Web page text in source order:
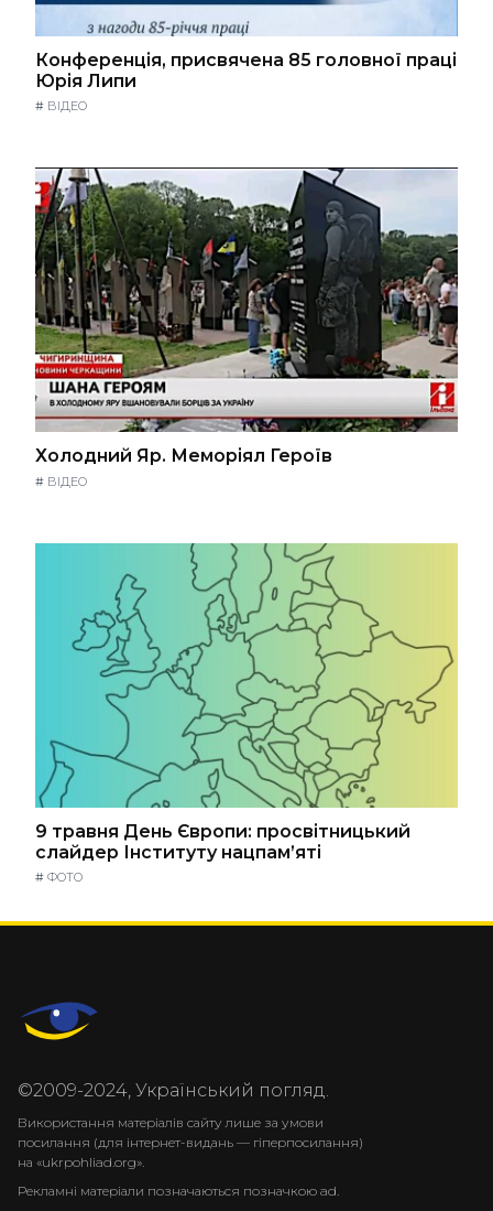
Конференція, присвячена 85 головної праці
Юрія Липи
# ВІДЕО
Холодний Яр. Меморіял Героїв
# ВІДЕО
9 травня День Європи: просвітницький
слайдер Інституту нацпам’яті
# ФОТО
©2009-2024, Український погляд.
Використання матеріалів сайту лише за умови
посилання (для інтернет-видань — гіперпосилання)
на «ukrpohliad.org».
Рекламні матеріали позначаються позначкою ad.